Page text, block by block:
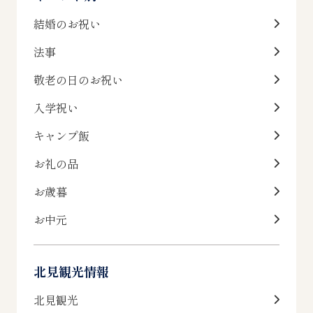
結婚のお祝い
法事
敬老の日のお祝い
入学祝い
キャンプ飯
お礼の品
お歳暮
お中元
北見観光情報
北見観光